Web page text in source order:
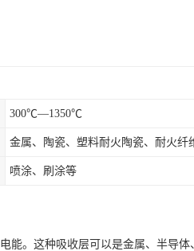
300℃—1350℃
金属、陶瓷、塑料耐火陶瓷、耐火纤
喷涂、刷涂等
能。这种吸收层可以是金属、半导体